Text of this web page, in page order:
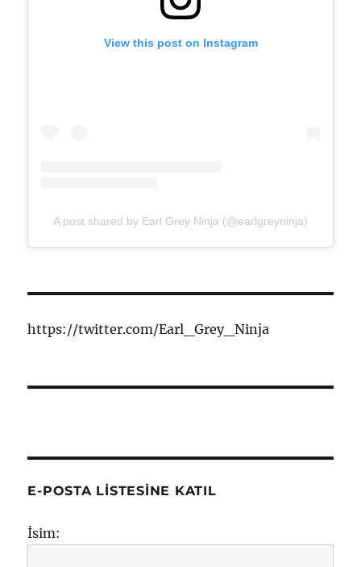
View this post on Instagram
A post shared by Earl Grey Ninja (@earlgreyninja)
https://twitter.com/Earl_Grey_Ninja
E-POSTA LISTESINE KATIL
İsim: